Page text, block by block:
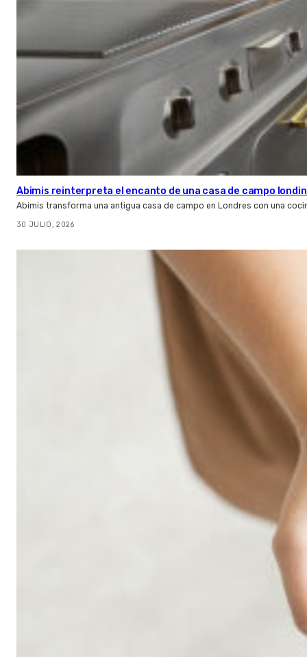
Abimis reinterpreta el encanto de una casa de campo
Abimis transforma una antigua casa de campo en Londres con una
30 JULIO, 2026